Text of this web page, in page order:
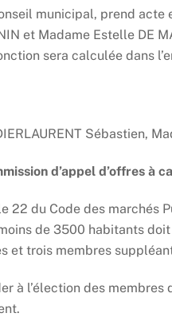
municipal, prend
et Madame Estelle DE
sera calculée dans
Sébastien,
d’appel d’offres à
22 du Code des marchés
de 3500 habitants
et trois membres
à l’élection des